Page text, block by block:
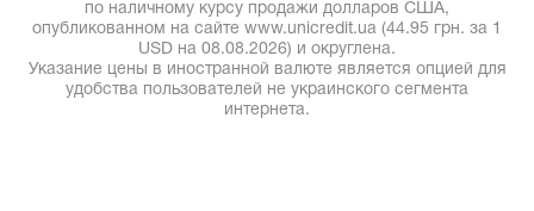
по наличному курсу продажи долларов США,
опубликованном на сайте www.unicredit.ua (44.95 грн. за 1
USD на 08.08.2026) и округлена.
Указание цены в иностранной валюте является опцией для
удобства пользователей не украинского сегмента
интернета.